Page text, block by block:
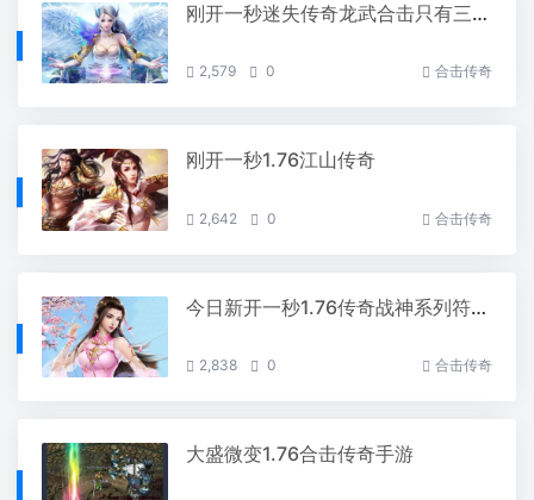
刚开一秒迷失传奇龙武合击只有三种职业能学习那些功能
2,579 0 合击传奇
刚开一秒1.76江山传奇
2,642 0 合击传奇
今日新开一秒1.76传奇战神系列符石如何获得方法有哪些
2,838 0 合击传奇
大盛微变1.76合击传奇手游